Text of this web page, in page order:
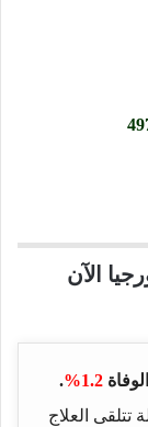
الآن
الوفاة 1.2%
.
تتلقى العلاج